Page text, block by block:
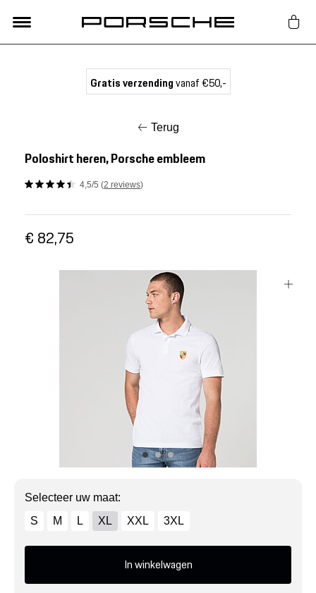
Nieuw
Acties
Gratis verzendingvanaf €50,-
Terug
Poloshirt heren, Porsche embleem
4,5/5 (2 reviews)
€ 82,75
Selecteer uw maat:
S
M L XL XXL 3XL
In winkelwagen